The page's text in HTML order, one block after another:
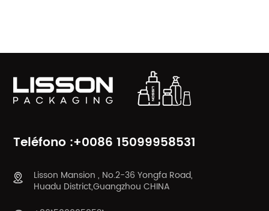
Teléfono :+0086 15099958531
Lisson Mansion , No.2-36 Yongfa Road,
Huadu District,Guangzhou CHINA